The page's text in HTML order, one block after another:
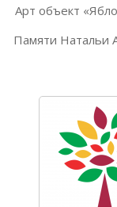
Арт объект
Памяти Натальи